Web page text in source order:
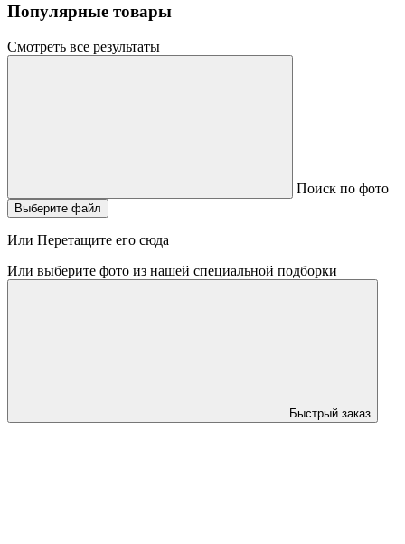
Популярные товары
Смотреть все результаты
Поиск по фото
Выберите файл
Или Перетащите его сюда
Или выберите фото из нашей специальной подборки
Быстрый заказ